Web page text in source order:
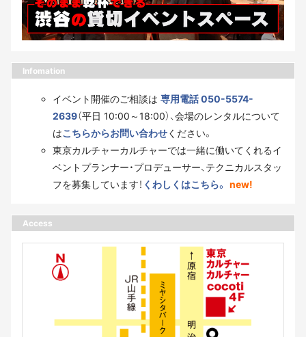
Infomation
イベント開催のご相談は 専用電話 050-5574-
2639（平日 10:00～18:00）、会場のレンタルについて
はこちらからお問い合わせください。
東京カルチャーカルチャーでは一緒に働いてくれるイ
ベントプランナー・プロデューサー、テクニカルスタッ
フを募集しています！ くわしくはこちら。 new!
Access